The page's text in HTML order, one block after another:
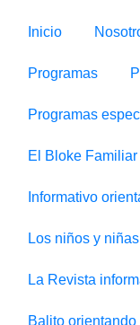
Inicio
Programas
Programas
El Bloke
Informativo
Los niños y
La Revista
Balito